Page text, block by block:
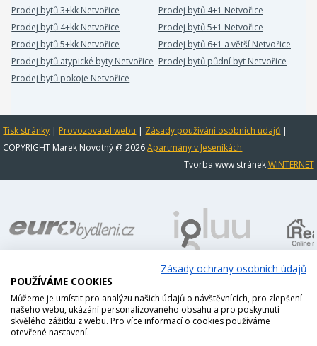
Prodej bytů 3+kk Netvořice
Prodej bytů 4+1 Netvořice
Prodej bytů 4+kk Netvořice
Prodej bytů 5+1 Netvořice
Prodej bytů 5+kk Netvořice
Prodej bytů 6+1 a větší Netvořice
Prodej bytů atypické byty Netvořice Prodej bytů půdní byt Netvořice
Prodej bytů pokoje Netvořice
Tisk stránky | Provozovatel webu | Zásady používání osobních údajů |
COPYRIGHT Marek Novotný @ 2026Apartmány v Jeseníkách
Tvorba www stránekWINTERNET
Zásady ochrany osobních údajů
POUŽÍVÁME COOKIES
Můžeme je umístit pro analýzu našich údajů o návštěvnících, pro zlepšení
našeho webu, ukázání personalizovaného obsahu a pro poskytnutí
skvělého zážitku z webu. Pro více informací o cookies používáme
otevřené nastavení.